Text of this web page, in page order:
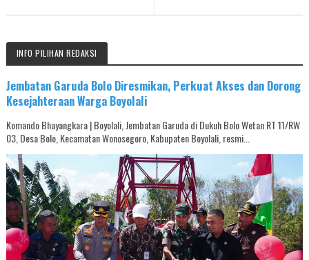
INFO PILIHAN REDAKSI
Jembatan Garuda Bolo Diresmikan, Perkuat Akses dan Dorong
Kesejahteraan Warga Boyolali
Komando Bhayangkara | Boyolali, Jembatan Garuda di Dukuh Bolo Wetan RT 11/RW
03, Desa Bolo, Kecamatan Wonosegoro, Kabupaten Boyolali, resmi...